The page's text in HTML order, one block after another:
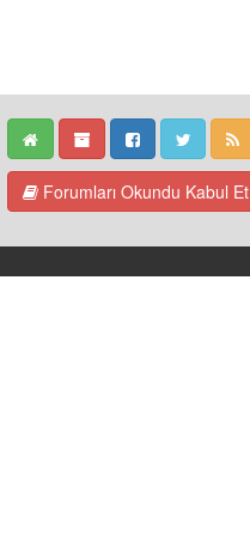
Forumları Okundu Kabul Et